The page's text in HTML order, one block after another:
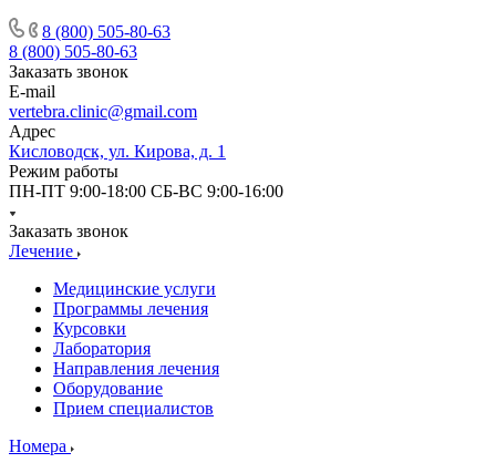
8 (800) 505-80-63
8 (800) 505-80-63
Заказать звонок
E-mail
vertebra.clinic@gmail.com
Адрес
Кисловодск, ул. Кирова, д. 1
Режим работы
ПН-ПТ 9:00-18:00 СБ-ВС 9:00-16:00
Заказать звонок
Лечение
Медицинские услуги
Программы лечения
Курсовки
Лаборатория
Направления лечения
Оборудование
Прием специалистов
Номера